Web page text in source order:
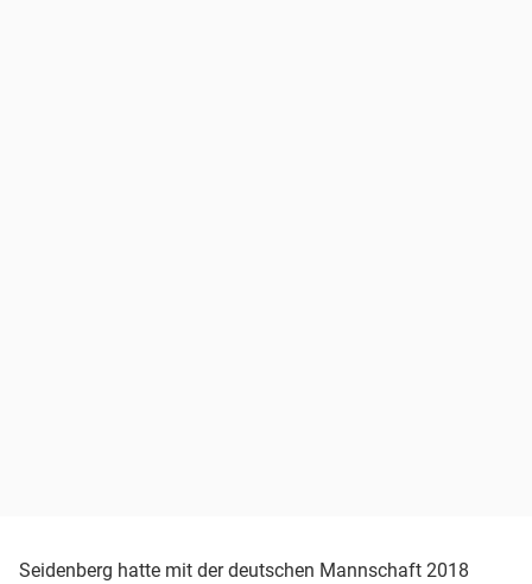
Seidenberg hatte mit der deutschen Mannschaft 2018